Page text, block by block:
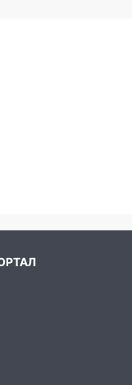
5
список АЗС
в
в
прав
в
14